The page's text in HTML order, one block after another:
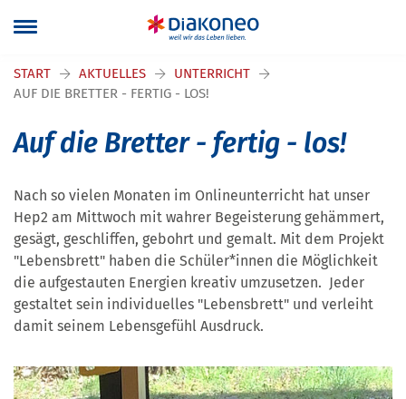
START AKTUELLES
UNTERRICHT
AUF DIE BRETTER - FERTIG - LOS!
Auf die Bretter - fertig - los!
Nach so vielen Monaten im Onlineunterricht hat unser
Hep2 am Mittwoch mit wahrer Begeisterung gehämmert,
gesägt, geschliffen, gebohrt und gemalt. Mit dem Projekt
"Lebensbrett" haben die Schüler*innen die Möglichkeit
die aufgestauten Energien kreativ umzusetzen. Jeder
gestaltet sein individuelles "Lebensbrett" und verleiht
damit seinem Lebensgefühl Ausdruck.